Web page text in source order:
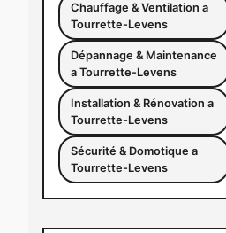
Chauffage & Ventilation a
Tourrette-Levens
Dépannage & Maintenance
a Tourrette-Levens
Installation & Rénovation a
Tourrette-Levens
Sécurité & Domotique a
Tourrette-Levens